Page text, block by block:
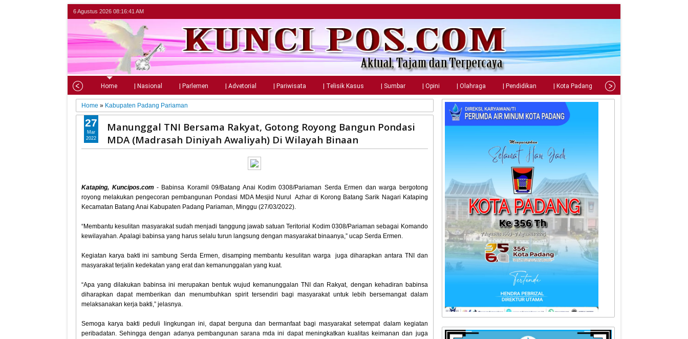
6 Agustus 2026 08:16:42 AM
Home | Nasional | Parlemen | Advetorial | Pariwisata | Telisik Kasus | Sumbar | Opini | Olahraga | Pendidikan | Kota Padang | Tips
Home » Kabupaten Padang Pariaman
Manunggal TNI Bersama Rakyat, Gotong Royong Bangun Pondasi
MDA (Madrasah Diniyah Awaliyah) Di Wilayah Binaan
Kataping, Kuncipos.com- Babinsa Koramil 09/Batang Anai Kodim 0308/Pariaman Serda Ermen dan warga bergotong
royong melakukan pengecoran pembangunan Pondasi MDA Mesjid Nurul Azhar di Korong Batang Sarik Nagari Kataping
Kecamatan Batang Anai Kabupaten Padang Pariaman, Minggu (27/03/2022).
“Membantu kesulitan masyarakat sudah menjadi tanggung jawab satuan Teritorial Kodim 0308/Pariaman sebagai Komando
kewilayahan. Apalagi babinsa yang harus selalu turun langsung dengan masyarakat binaanya,” ucap Serda Ermen.
Kegiatan karya bakti ini sambung Serda Ermen, disamping membantu kesulitan warga juga diharapkan antara TNI dan
masyarakat terjalin kedekatan yang erat dan kemanunggalan yang kuat.
“Apa yang dilakukan babinsa ini merupakan bentuk wujud kemanunggalan TNI dan Rakyat, dengan kehadiran babinsa
diharapkan dapat memberikan dan menumbuhkan spirit tersendiri bagi masyarakat untuk lebih bersemangat dalam
melaksanakan kerja bakti,” jelasnya.
Semoga karya bakti peduli lingkungan ini, dapat berguna dan bermanfaat bagi masyarakat setempat dalam kegiatan
peribadatan. Sehingga dengan adanya pembangunan sarana mda ini dapat meningkatkan kualitas keimanan dan juga
27
Mar
2022